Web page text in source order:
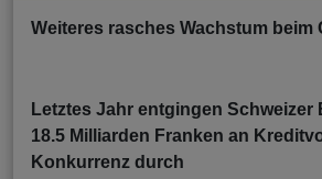
Weiteres rasches Wachstum beim
Letztes Jahr entgingen Schweizer
18.5 Milliarden Franken an
Konkurrenz durch